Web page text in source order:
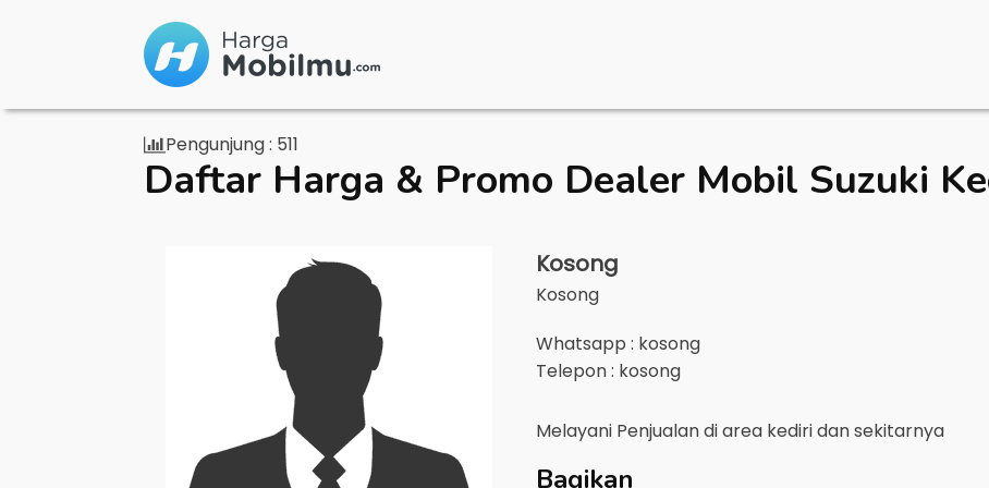
Pengunjung : 511
Daftar Harga & Promo Dealer Mobil Suzuki
Kosong
Kosong
Whatsapp : kosong
Telepon : kosong
Melayani Penjualan di area kediridan sekitarnya
Bagikan